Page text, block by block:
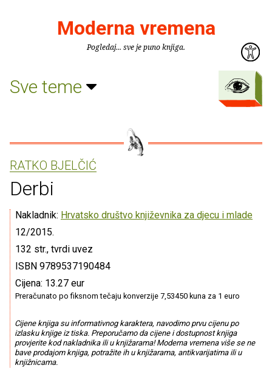
Moderna vremena
Pogledaj... sve je puno knjiga.
Sve teme
RATKO BJELČIĆ
Derbi
Nakladnik: Hrvatsko društvo književnika za djecu i mlade
12/2015.
132 str., tvrdi uvez
ISBN 9789537190484
Cijena: 13.27 eur
Preračunato po fiksnom tečaju konverzije 7,53450 kuna za 1 euro
Cijene knjiga su informativnog karaktera, navodimo prvu cijenu po
izlasku knjige iz tiska. Preporučamo da cijene i dostupnost knjiga
provjerite kod nakladnika ili u knjižarama! Moderna vremena više se ne
bave prodajom knjiga, potražite ih u knjižarama, antikvarijatima ili u
knjižnicama.